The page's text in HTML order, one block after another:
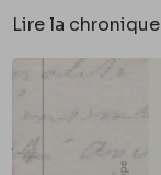
Lire la chronique